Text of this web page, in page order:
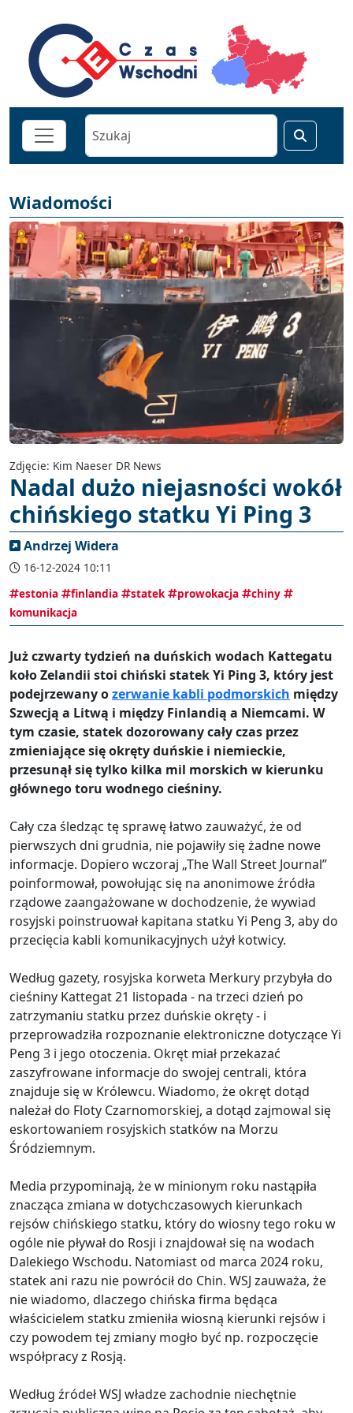
Wiadomości
Zdjęcie: Kim Naeser DR News
Nadal dużo niejasności wokół
chińskiego statku Yi Ping 3
Andrzej Widera
16-12-2024 10:11
estonia
finlandia statek prowokacja
chiny
komunikacja
Już czwarty tydzień na duńskich wodach Kattegatu
koło Zelandii stoi chiński statek Yi Ping 3, który jest
podejrzewany ozerwanie kabli podmorskich między
Szwecją a Litwą i między Finlandią a Niemcami. W
tym czasie, statek dozorowany cały czas przez
zmieniające się okręty duńskie i niemieckie,
przesunął się tylko kilka mil morskich w kierunku
głównego toru wodnego cieśniny.
Cały cza śledząc tę sprawę łatwo zauważyć, że od
pierwszych dni grudnia, nie pojawiły się żadne nowe
informacje. Dopiero wczoraj „The Wall Street Journal”
poinformował, powołując się na anonimowe źródła
rządowe zaangażowane w dochodzenie, że wywiad
rosyjski poinstruował kapitana statku Yi Peng 3, aby do
przecięcia kabli komunikacyjnych użył kotwicy.
Według gazety, rosyjska korweta Merkury przybyła do
cieśniny Kattegat 21 listopada - na trzeci dzień po
zatrzymaniu statku przez duńskie okręty - i
przeprowadziła rozpoznanie elektroniczne dotyczące Yi
Peng 3 i jego otoczenia. Okręt miał przekazać
zaszyfrowane informacje do swojej centrali, która
znajduje się w Królewcu. Wiadomo, że okręt dotąd
należał do Floty Czarnomorskiej, a dotąd zajmowal się
eskortowaniem rosyjskich statków na Morzu
Śródziemnym.
Media przypominają, że w minionym roku nastąpiła
znacząca zmiana w dotychczasowych kierunkach
rejsów chińskiego statku, który do wiosny tego roku w
ogóle nie pływał do Rosji i znajdował się na wodach
Dalekiego Wschodu. Natomiast od marca 2024 roku,
statek ani razu nie powrócił do Chin. WSJ zauważa, że ​​
nie wiadomo, dlaczego chińska firma będąca
właścicielem statku zmieniła wiosną kierunki rejsów i
czy powodem tej zmiany mogło być np. rozpoczęcie
współpracy z Rosją.
Według źródeł WSJ władze zachodnie niechętnie